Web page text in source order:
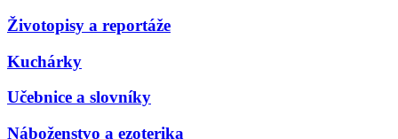
Životopisy a reportáže
Kuchárky
Učebnice a slovníky
Náboženstvo a ezoterika